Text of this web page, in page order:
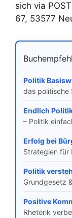
sich via
67, 53577
Politik
das politische
Endlich
– Politik
Erfolg bei
Strategien für
Politik
Grundgesetz
Positive
Rhetorik